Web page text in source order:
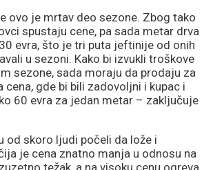
ovo je mrtav deo sezone. Zbog tako
spustaju cene, pa sada metar drva
evra, što je tri puta jeftinije od onih
u sezoni. Kako bi izvukli troškove
sezone, sada moraju da prodaju za
cena, gde bi bili zadovoljni i kupac i
60 evra za jedan metar – zaključuje
od skoro ljudi počeli da lože i
je cena znatno manja u odnosu na